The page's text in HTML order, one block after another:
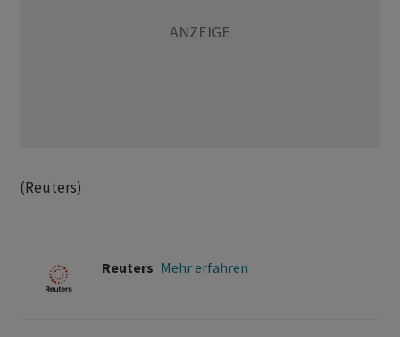
(Reuters)
Reuters Mehr erfahren